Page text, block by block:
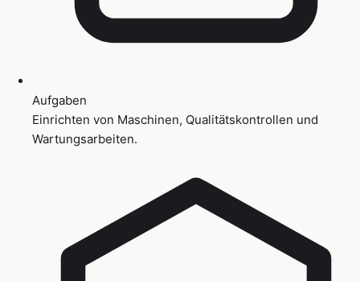
Aufgaben
Einrichten von Maschinen, Qualitätskontrollen und
Wartungsarbeiten.